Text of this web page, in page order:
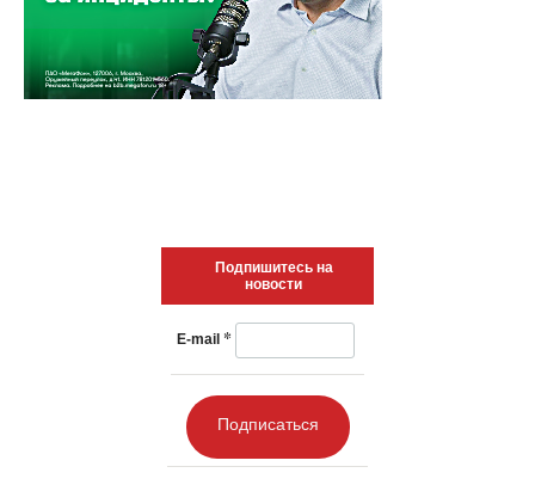
Подпишитесь на
новости
E-mail *
Подписаться